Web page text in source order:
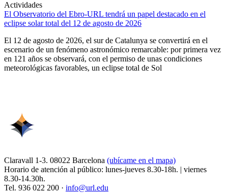
Actividades
El Observatorio del Ebro-URL tendrá un papel destacado en el
eclipse solar total del 12 de agosto de 2026
El 12 de agosto de 2026, el sur de Catalunya se convertirá en el
escenario de un fenómeno astronómico remarcable: por primera vez
en 121 años se observará, con el permiso de unas condiciones
meteorológicas favorables, un eclipse total de Sol
Claravall 1-3. 08022 Barcelona (ubícame en el mapa)
Horario de atención al público: lunes-jueves 8.30-18h. | viernes
8.30-14.30h.
Tel. 936 022 200 · info@url.edu